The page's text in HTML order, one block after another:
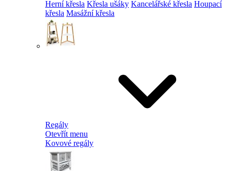
Herní křesla Křesla ušáky Kancelářské křesla Houpací
křesla Masážní křesla
Regály
Otevřít menu
Kovové regály